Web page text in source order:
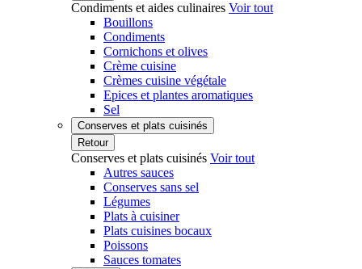
Condiments et aides culinaires Voir tout
Bouillons
Condiments
Cornichons et olives
Crème cuisine
Crèmes cuisine végétale
Epices et plantes aromatiques
Sel
Conserves et plats cuisinés
Retour
Conserves et plats cuisinés Voir tout
Autres sauces
Conserves sans sel
Légumes
Plats à cuisiner
Plats cuisines bocaux
Poissons
Sauces tomates